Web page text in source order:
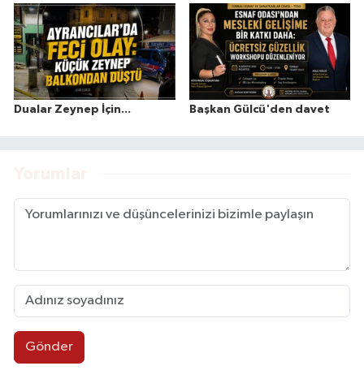
Dualar Zeynep İçin... Başkan Gülcü'den davet
Gönder